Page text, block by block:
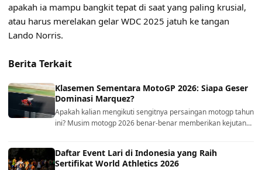
apakah ia mampu bangkit tepat di saat yang paling krusial,
atau harus merelakan gelar WDC 2025 jatuh ke tangan
Lando Norris.
Berita Terkait
Klasemen Sementara MotoGP 2026: Siapa Geser
Dominasi Marquez?
Apakah kalian mengikuti sengitnya persaingan motogp tahun
ini? Musim motogp 2026 benar-benar memberikan kejutan…
Daftar Event Lari di Indonesia yang Raih
Sertifikat World Athletics 2026